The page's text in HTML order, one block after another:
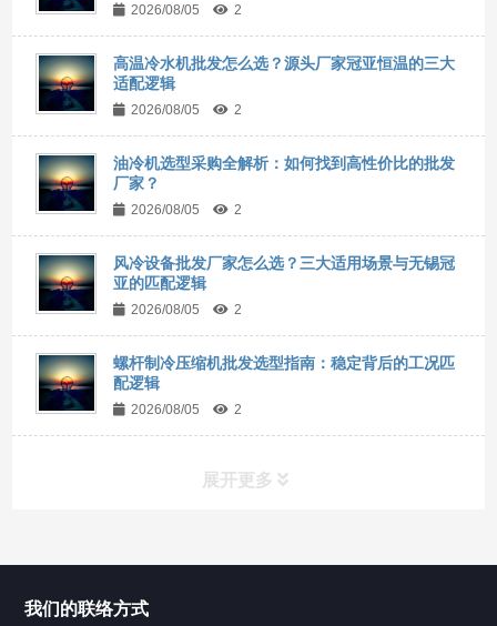
2026/08/05 2
高温冷水机批发怎么选？源头厂家冠亚恒温的三大
适配逻辑
2026/08/05 2
油冷机选型采购全解析：如何找到高性价比的批发
厂家？
2026/08/05 2
风冷设备批发厂家怎么选？三大适用场景与无锡冠
亚的匹配逻辑
2026/08/05 2
螺杆制冷压缩机批发选型指南：稳定背后的工况匹
配逻辑
2026/08/05 2
展开更多
我们的联络方式